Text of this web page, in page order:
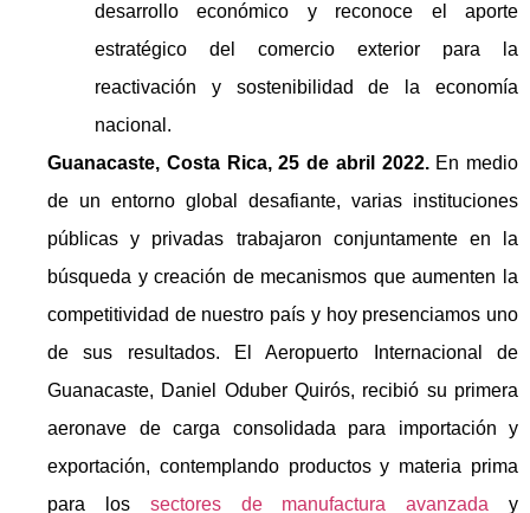
desarrollo económico y reconoce el aporte
estratégico del comercio exterior para la
reactivación y sostenibilidad de la economía
nacional.
Guanacaste, Costa Rica, 25 de abril 2022.En medio
de un entorno global desafiante, varias instituciones
públicas y privadas trabajaron conjuntamente en la
búsqueda y creación de mecanismos que aumenten la
competitividad de nuestro país y hoy presenciamos uno
de sus resultados. El Aeropuerto Internacional de
Guanacaste, Daniel Oduber Quirós, recibió su primera
aeronave de carga consolidada para importación y
exportación, contemplando productos y materia prima
para los sectores de manufactura avanzada y